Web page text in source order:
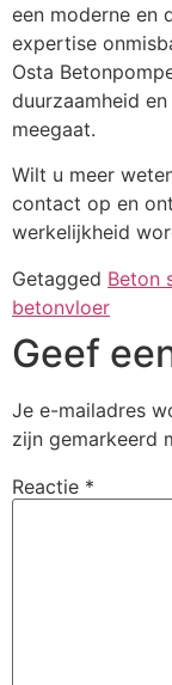
een moderne en
expertise
Osta
duurzaamheid
meegaat.
Wilt u meer
contact op en
werkelijkheid
Getagged Beton
betonvloer
Geef
Je e-mailadres
zijn gemarkeerd
Reactie *